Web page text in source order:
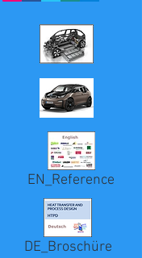
EN_Reference
DE_Broschüre